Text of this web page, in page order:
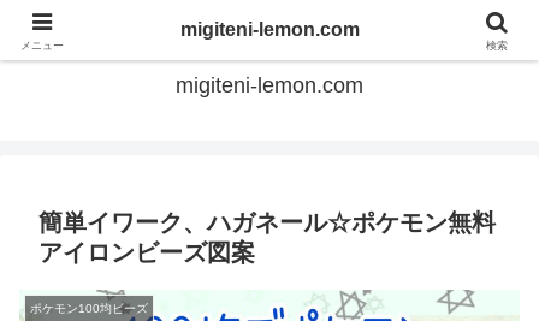
てのひらアイロンビーズ
migiteni-lemon.com
簡単イワーク、ハガネール☆ポケモン無料
アイロンビーズ図案
ポケモン100均ビーズ
メニュー
migiteni-lemon.com
検索